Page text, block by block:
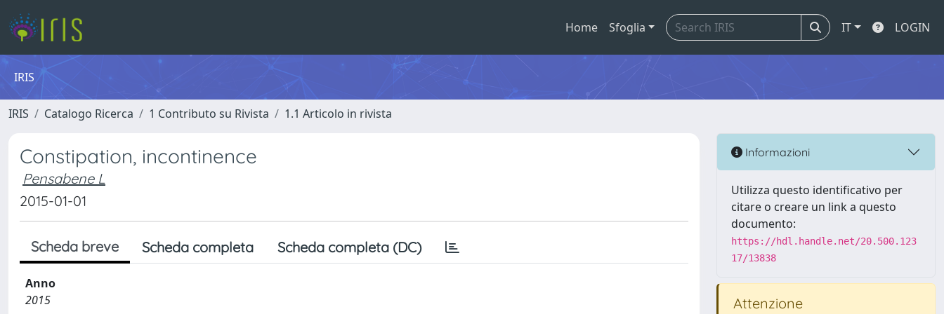
Home Sfoglia IT LOGIN
IRIS
IRIS Catalogo Ricerca 1 Contributo su Rivista 1.1 Articolo in rivista
Constipation, incontinence
Pensabene L
2015-01-01
Scheda breve Scheda completa Scheda completa (DC)
Anno
2015
Informazioni
Utilizza questo identificativo per
citare o creare un link a questo
documento:
https://hdl.handle.net/20.500.123
17/13838
Attenzione